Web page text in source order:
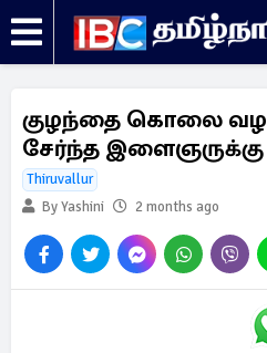
குழந்தை கொலை
சேர்ந்த
Thiruvallur
By Yashini
2 months ago